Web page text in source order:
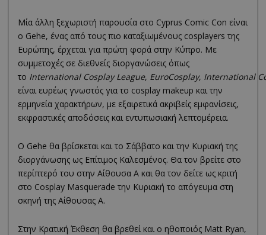
Μία άλλη ξεχωριστή παρουσία στο Cyprus Comic Con είναι
ο Gehe, ένας από τους πιο καταξιωμένους cosplayers της
Ευρώπης, έρχεται για πρώτη φορά στην Κύπρο. Με
συμμετοχές σε διεθνείς διοργανώσεις όπως
το International Cosplay League, EuroCosplay, International
είναι ευρέως γνωστός για το cosplay makeup και την
ερμηνεία χαρακτήρων, με εξαιρετικά ακριβείς εμφανίσεις,
εκφραστικές αποδόσεις και εντυπωσιακή λεπτομέρεια.
Ο Gehe θα βρίσκεται και το Σάββατο και την Κυριακή της
διοργάνωσης ως Επίτιμος Καλεσμένος. Θα τον βρείτε στο
περίπτερό του στην Αίθουσα A και θα τον δείτε ως κριτή
στο Cosplay Masquerade την Κυριακή το απόγευμα στη
σκηνή της Αίθουσας A.
Στην Κρατική Έκθεση θα βρεθεί και ο ηθοποιός Matt Ryan,